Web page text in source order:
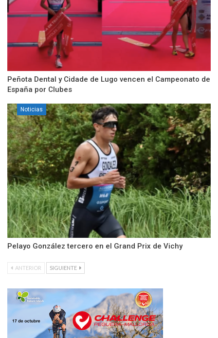
Peñota Dental y Cidade de Lugo vencen el Campeonato de
España por Clubes
Noticias
Pelayo González tercero en el Grand Prix de Vichy
ANTERIOR SIGUIENTE